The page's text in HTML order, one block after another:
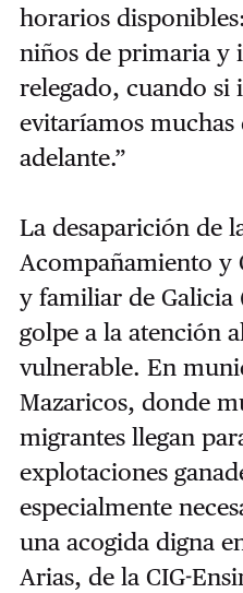
horarios
niños de primaria y
relegado, cuando si
evitaríamos
adelante.”
La desaparición de
Acompañamiento y
y familiar de Galicia
golpe a la atención
vulnerable. En
Mazaricos, donde
migrantes llegan
explotaciones
especialmente
una acogida digna
Arias, de la CIG-